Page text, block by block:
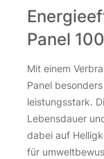
Verteiler JST 3-
Mini LED Panel
inkl. 19 % MwSt.zzgl.
85 Stk. auf Lager
Verteiler JST 3-
Verteiler JST 3-
Panel
Mit einem
Panel
leistungsstark.
Lebensdauer
dabei auf
für